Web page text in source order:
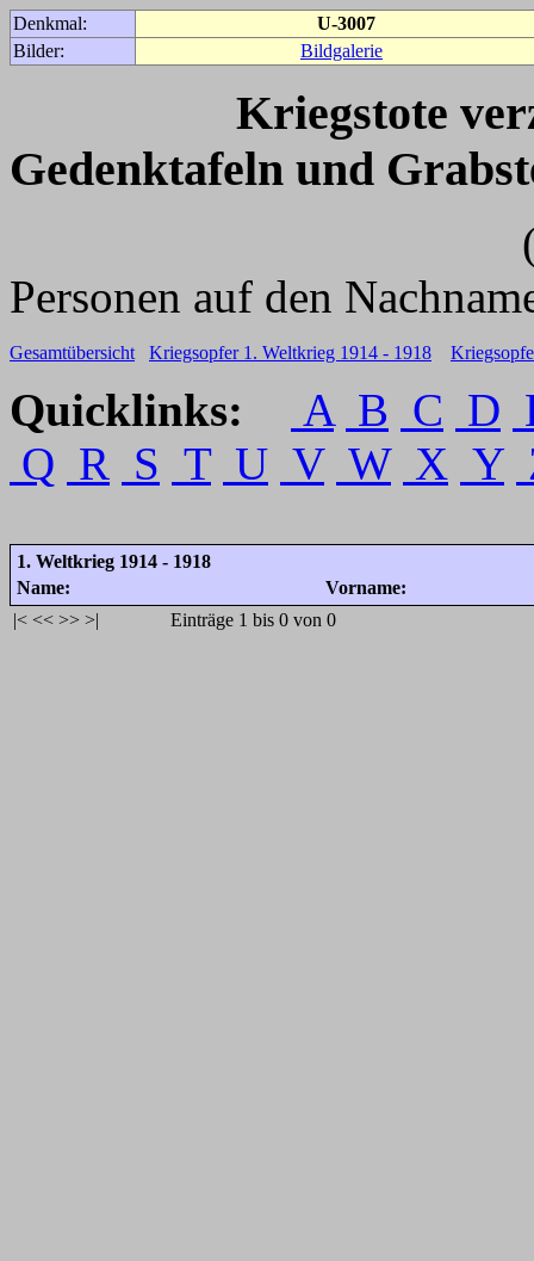
Denkmal:
U-3007
Bilder:
Bildgalerie
Kriegstote
Gedenktafeln und
(Für weitere
Personen auf den
Gesamtübersicht Kriegsopfer 1. Weltkrieg 1914 - 1918
Quicklinks: A B C D
Q R S T U V W X Y
1. Weltkrieg 1914 - 1918
Name:
Vorname:
|< << >> >| Einträge 1 bis 0 von 0